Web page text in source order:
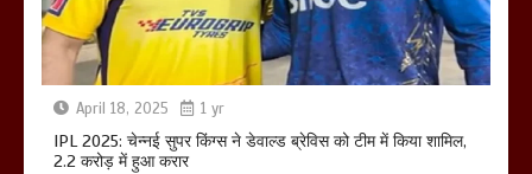
April 18, 2025 1 yr
IPL 2025: चेन्नई सुपर किंग्स ने डेवाल्ड ब्रेविस को टीम में किया शामिल,
2.2 करोड़ में हुआ करार